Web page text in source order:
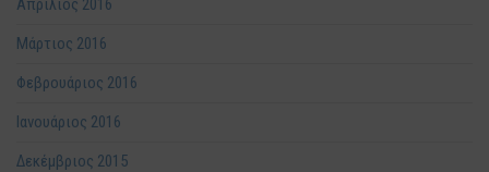
Απρίλιος 2016
Μάρτιος 2016
Φεβρουάριος 2016
Ιανουάριος 2016
Δεκέμβριος 2015